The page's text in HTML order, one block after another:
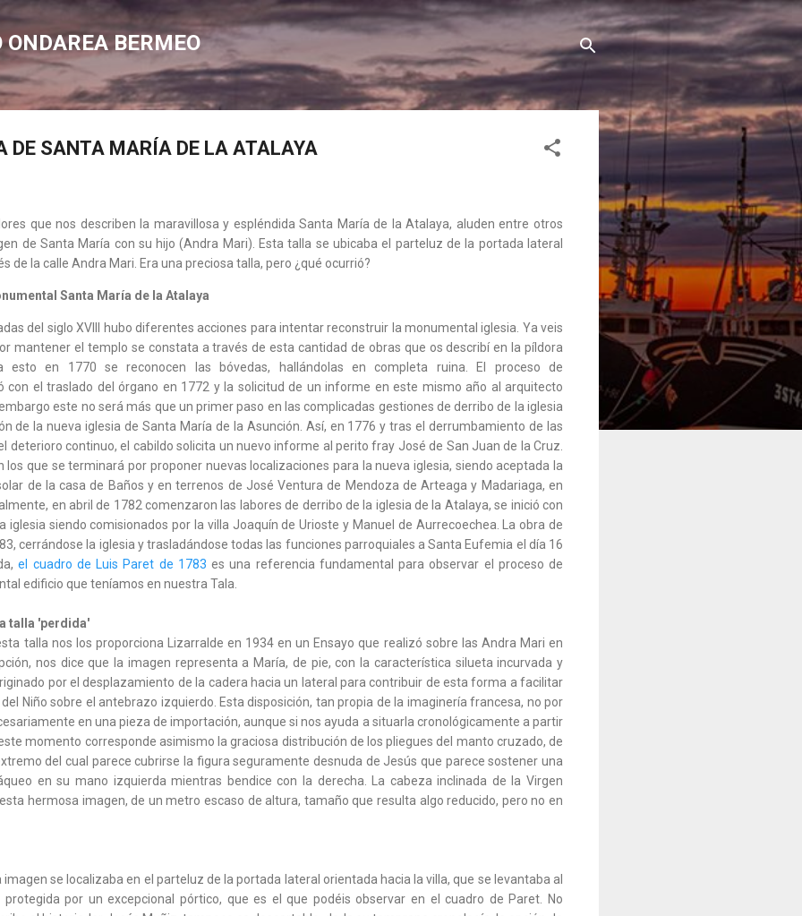
Saltatu eta joan eduki nagusira
ONDAREA BERMEO
DE SANTA MARÍA DE LA ATALAYA
que nos describen la maravillosa y espléndida Santa María de la Atalaya, aluden entre otros
de Santa María con su hijo (Andra Mari). Esta talla se ubicaba el parteluz de la portada lateral
de la calle Andra Mari. Era una preciosa talla, pero ¿qué ocurrió?
Santa María de la Atalaya
del siglo XVIII hubo diferentes acciones para intentar reconstruir la monumental iglesia. Ya veis
mantener el templo se constata a través de esta cantidad de obras que os describí en la píldora
esto en 1770 se reconocen las bóvedas, hallándolas en completa ruina. El proceso de
con el traslado del órgano en 1772 y la solicitud de un informe en este mismo año al arquitecto
este no será más que un primer paso en las complicadas gestiones de derribo de la iglesia
de la nueva iglesia de Santa María de la Asunción. Así, en 1776 y tras el derrumbamiento de las
deterioro continuo, el cabildo solicita un nuevo informe al perito fray José de San Juan de la Cruz.
los que se terminará por proponer nuevas localizaciones para la nueva iglesia, siendo aceptada la
de la casa de Baños y en terrenos de José Ventura de Mendoza de Arteaga y Madariaga, en
en abril de 1782 comenzaron las labores de derribo de la iglesia de la Atalaya, se inició con
iglesia siendo comisionados por la villa Joaquín de Urioste y Manuel de Aurrecoechea. La obra de
cerrándose la iglesia y trasladándose todas las funciones parroquiales a Santa Eufemia el día 16
el cuadro de Luis Paret de 1783 es una referencia fundamental para observar el proceso de
edificio que teníamos en nuestra Tala.
talla 'perdida'
talla nos los proporciona Lizarralde en 1934 en un Ensayo que realizó sobre las Andra Mari en
nos dice que la imagen representa a María, de pie, con la característica silueta incurvada y
por el desplazamiento de la cadera hacia un lateral para contribuir de esta forma a facilitar
Niño sobre el antebrazo izquierdo. Esta disposición, tan propia de la imaginería francesa, no por
en una pieza de importación, aunque si nos ayuda a situarla cronológicamente a partir
momento corresponde asimismo la graciosa distribución de los pliegues del manto cruzado, de
del cual parece cubrirse la figura seguramente desnuda de Jesús que parece sostener una
en su mano izquierda mientras bendice con la derecha. La cabeza inclinada de la Virgen
hermosa imagen, de un metro escaso de altura, tamaño que resulta algo reducido, pero no en
se localizaba en el parteluz de la portada lateral orientada hacia la villa, que se levantaba al
por un excepcional pórtico, que es el que podéis observar en el cuadro de Paret. No